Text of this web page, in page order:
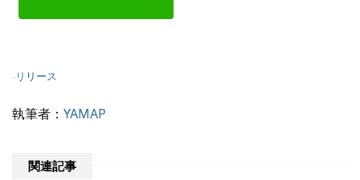
-リリース
執筆者： YAMAP
関連記事